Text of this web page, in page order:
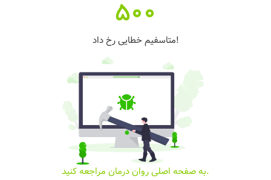
500
متاسفیم خطایی رخ داد!
به صفحه اصلی روان درمان مراجعه کنید.